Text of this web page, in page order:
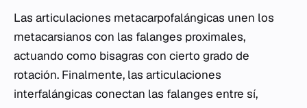
Las articulaciones metacarpofalángicas unen los
metacarsianos con las falanges proximales,
actuando como bisagras con cierto grado de
rotación. Finalmente, las articulaciones
interfalángicas conectan las falanges entre sí,